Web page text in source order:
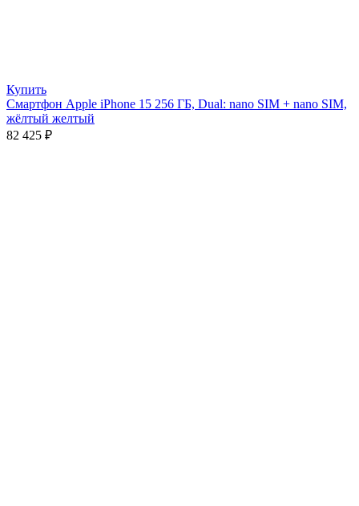
Купить
Смартфон Apple iPhone 15 256 ГБ, Dual: nano SIM + nano SIM,
жёлтый желтый
82 425 ₽